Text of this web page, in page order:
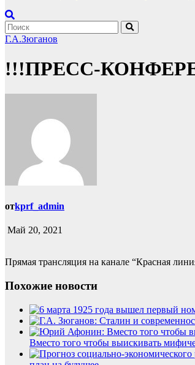
Г.А.Зюганов
!!!ПРЕСС-
отkprf_admin
Май 20, 2021
Прямая трансляция на канале “Красная
Похожие новости
Вместо того чтобы выискивать